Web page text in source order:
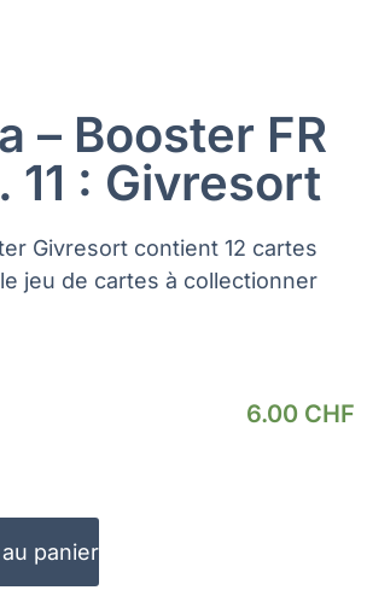
– Booster FR
11 : Givresort
Givresort contient 12 cartes
jeu de cartes à collectionner
6.00 CHF
panier